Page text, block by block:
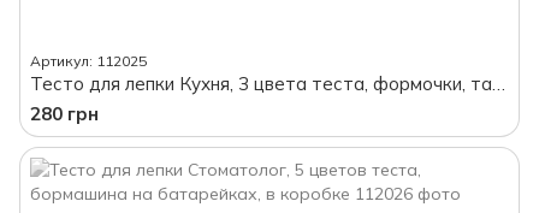
Артикул: 112025
Тесто для лепки Кухня, 3 цвета теста, формочки, тарелочки, прилавок, в коробке
280 грн